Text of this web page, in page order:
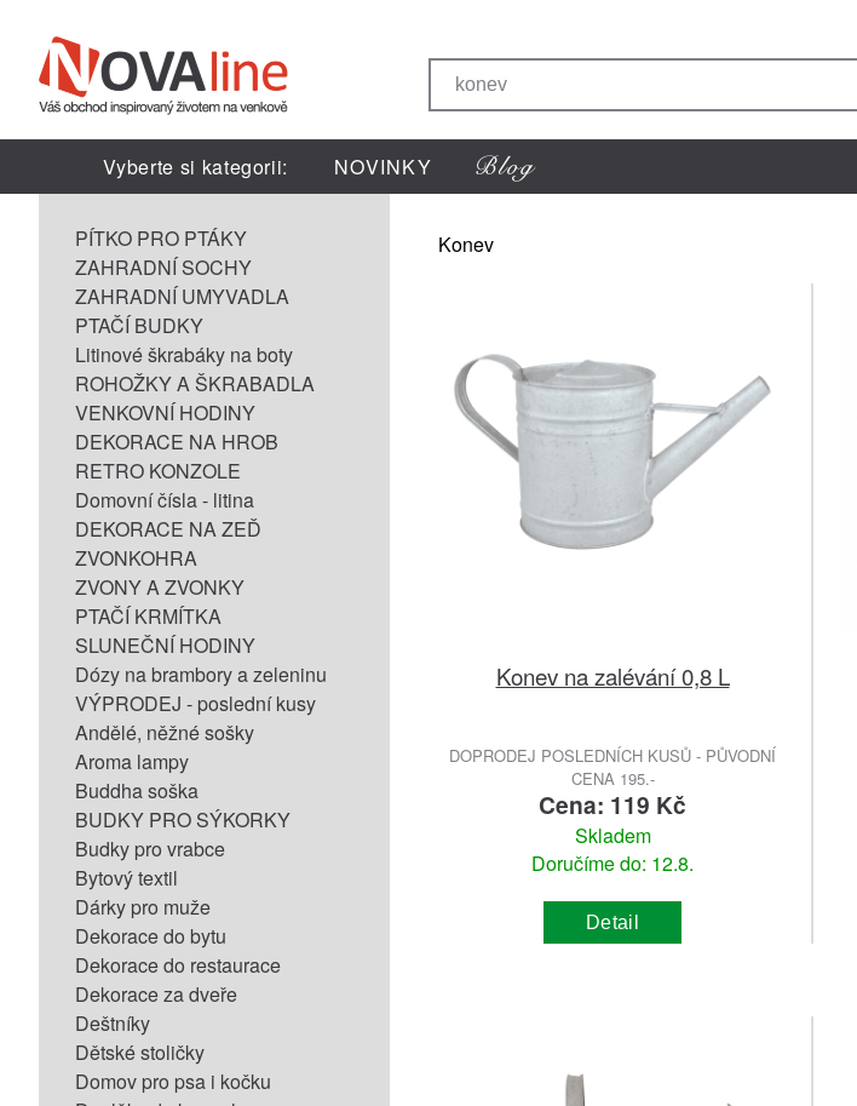
Vyberte si kategorii: NOVINKY
PÍTKO PRO PTÁKY
ZAHRADNÍ SOCHY
ZAHRADNÍ UMYVADLA
PTAČÍ BUDKY
Litinové škrabáky na boty
ROHOŽKY A ŠKRABADLA
VENKOVNÍ HODINY
DEKORACE NA HROB
RETRO KONZOLE
Domovní čísla - litina
DEKORACE NA ZEĎ
ZVONKOHRA
ZVONY A ZVONKY
PTAČÍ KRMÍTKA
SLUNEČNÍ HODINY
Dózy na brambory a zeleninu
VÝPRODEJ - poslední kusy
Andělé, něžné sošky
Aroma lampy
Buddha soška
BUDKY PRO SÝKORKY
Budky pro vrabce
Bytový textil
Dárky pro muže
Dekorace do bytu
Dekorace do restaurace
Dekorace za dveře
Deštníky
Dětské stoličky
Domov pro psa i kočku
Konev
Konev na zalévání 0,8 L
DOPRODEJ POSLEDNÍCH KUSŮ - PŮVODNÍ
CENA 195.-
Cena: 119 Kč
Skladem
Doručíme do: 12.8.
Detail